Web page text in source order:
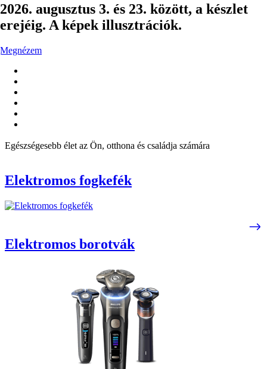
2026. augusztus 3. és 23. között, a készlet
erejéig. A képek illusztrációk.
Megnézem
Egészségesebb élet az Ön, otthona és családja számára
Elektromos fogkefék
Elektromos borotvák